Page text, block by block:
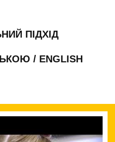
ПІДХІД
/ ENGLISH